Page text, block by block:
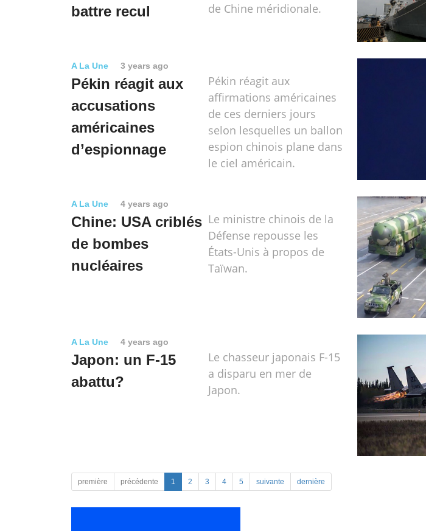
battre recul
de Chine méridionale.
A La Une 3 years ago
Pékin réagit aux
accusations
américaines
d’espionnage
Pékin réagit aux
affirmations américaines
de ces derniers jours
selon lesquelles un ballon
espion chinois plane dans
le ciel américain.
A La Une 4 years ago
Chine: USA criblés
de bombes
nucléaires
Le ministre chinois de la
Défense repousse les
États-Unis à propos de
Taïwan.
A La Une 4 years ago
Japon: un F-15
abattu?
Le chasseur japonais F-15
a disparu en mer de
Japon.
première précédente 1 2 3 4 5 suivante dernière